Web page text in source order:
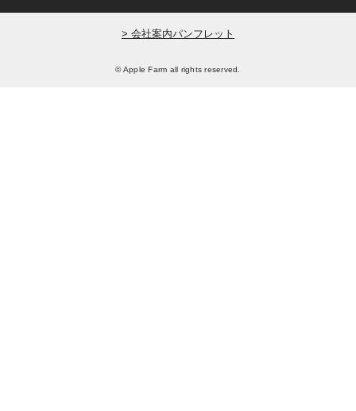
> 会社案内パンフレット
© Apple Farm all rights reserved.